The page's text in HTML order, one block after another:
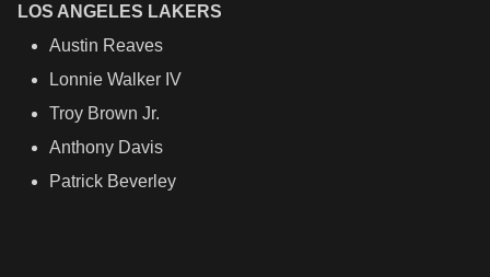
LOS ANGELES LAKERS
Austin Reaves
Lonnie Walker IV
Troy Brown Jr.
Anthony Davis
Patrick Beverley